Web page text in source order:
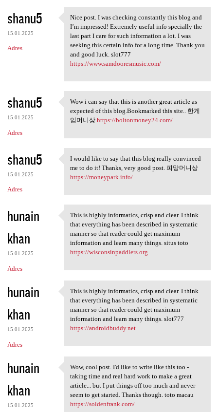
shanu5
15.01.2025
Adres
Nice post. I was checking
Nice post. I was checking constantly this blog and
I’m impressed! Extremely useful info specially the
last part I care for such information a lot. I was
seeking this certain info for a long time. Thank you
and good luck. slot777
https://www.samdooresmusic.com/
shanu5
15.01.2025
Adres
Wow i can say that this is
Wow i can say that this is another great article as
expected of this blog.Bookmarked this site.. 한게
임머니상 https://boltonmoney24.com/
shanu5
15.01.2025
Adres
I would like to say that this
I would like to say that this blog really convinced
me to do it! Thanks, very good post. 피망머니상
https://moneypark.info/
hunain
khan
15.01.2025
Adres
This is highly informatics,
This is highly informatics, crisp and clear. I think
that everything has been described in systematic
manner so that reader could get maximum
information and learn many things. situs toto
https://wisconsinpaddlers.org
hunain
khan
15.01.2025
Adres
This is highly informatics,
This is highly informatics, crisp and clear. I think
that everything has been described in systematic
manner so that reader could get maximum
information and learn many things. slot777
https://androidbuddy.net
hunain
khan
15.01.2025
Wow, cool post. I'd like to
Wow, cool post. I'd like to write like this too -
taking time and real hard work to make a great
article... but I put things off too much and never
seem to get started. Thanks though. toto macau
https://soldenfrank.com/